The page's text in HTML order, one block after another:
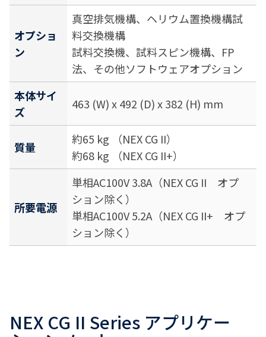
オプショ
ン
真空排気機構、ヘリウム置換機構試
料交換機構
試料交換機、試料スピン機構、FP
法、その他ソフトウェアオプション
本体サイ
ズ
463 (W) x 492 (D) x 382 (H) mm
質量
約65 kg （NEX CG II）
約68 kg （NEX CG II+）
所要電源
単相AC100V 3.8A（NEX CG II オプ
ション除く）
単相AC100V 5.2A（NEX CG II+ オプ
ション除く）
NEX CG II Series アプリケー